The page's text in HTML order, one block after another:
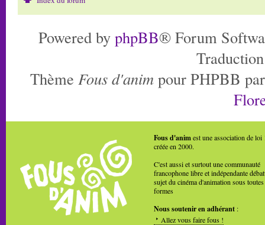
Powered by phpBB® Forum
Thème Fous d'anim pour PHPBB
Fous d'animest une association de loi
créée en 2000.
C'est aussi et surtout une communauté
francophone libre et indépendante
sujet du cinéma d'animation sous toutes
formes
Nous soutenir en adhérant :
Allez vous faire fous !